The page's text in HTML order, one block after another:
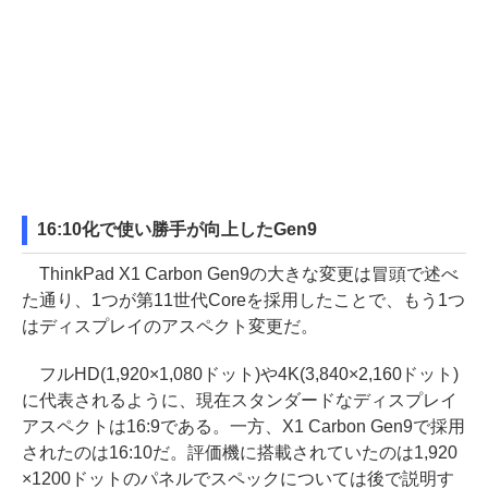
16:10化で使い勝手が向上したGen9
ThinkPad X1 Carbon Gen9の大きな変更は冒頭で述べ
た通り、1つが第11世代Coreを採用したことで、もう1つ
はディスプレイのアスペクト変更だ。
フルHD(1,920×1,080ドット)や4K(3,840×2,160ドット)
に代表されるように、現在スタンダードなディスプレイ
アスペクトは16:9である。一方、X1 Carbon Gen9で採用
されたのは16:10だ。評価機に搭載されていたのは1,920
×1200ドットのパネルでスペックについては後で説明す